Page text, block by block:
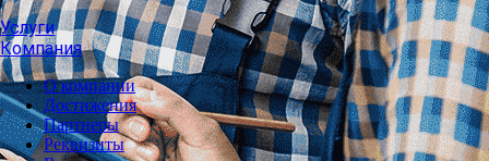
Услуги
Компания
О компании
Достижения
Партнеры
Реквизиты